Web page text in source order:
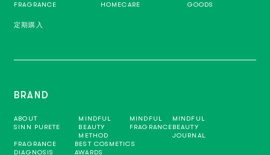
FRAGRANCE HOMECARE GOODS
定期購入
BRAND
ABOUT
SINN PURETE
MINDFUL
BEAUTY
METHOD
MINDFUL
FRAGRANCE
MINDFUL
BEAUTY
JOURNAL
FRAGRANCE
DIAGNOSIS
BEST COSMETICS
AWARDS